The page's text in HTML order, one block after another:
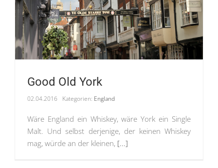
Good Old York
02.04.2016 Kategorien: England
Wäre England ein Whiskey, wäre York ein Single
Malt. Und selbst derjenige, der keinen Whiskey
mag, würde an der kleinen, [...]